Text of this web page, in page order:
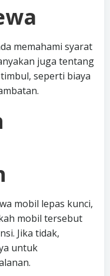
memahami syarat
juga tentang
seperti biaya
mobil lepas kunci,
mobil tersebut
Jika tidak,
untuk